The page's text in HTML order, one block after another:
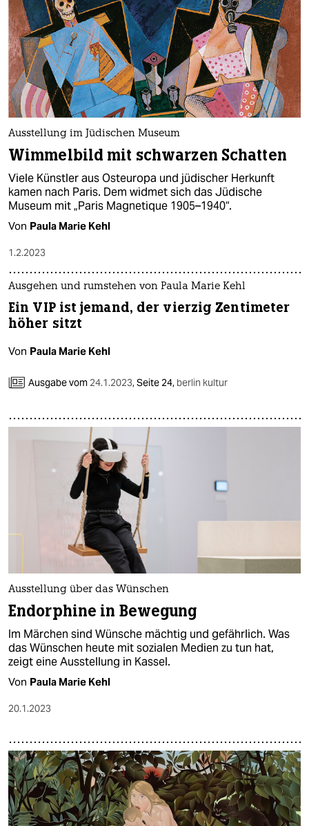
Ausstellung im Jüdischen Museum
Wimmelbild mit schwarzen Schatten
Viele Künstler aus Osteuropa und jüdischer Herkunft
kamen nach Paris. Dem widmet sich das Jüdische
Museum mit „Paris Magnetique 1905–1940“.
Von Paula Marie Kehl
1.2.2023
Ausgehen und rumstehen von Paula Marie Kehl
Ein VIP ist jemand, der vierzig Zentimeter
höher sitzt
Von Paula Marie Kehl
Ausgabe vom 24.1.2023,Seite 24, berlin kultur
Ausstellung über das Wünschen
Endorphine in Bewegung
Im Märchen sind Wünsche mächtig und gefährlich. Was
das Wünschen heute mit sozialen Medien zu tun hat,
zeigt eine Ausstellung in Kassel.
Von Paula Marie Kehl
20.1.2023